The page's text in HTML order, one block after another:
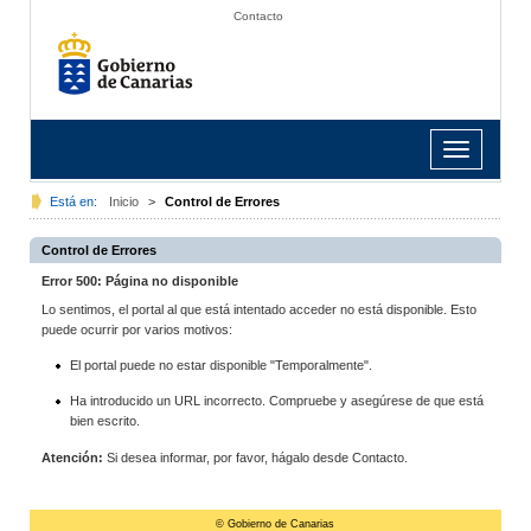
Contacto
Toggle
navigation
Está en: Inicio > Control de Errores
Control de Errores
Error 500: Página no disponible
Lo sentimos, el portal al que está intentado acceder no está disponible. Esto
puede ocurrir por varios motivos:
El portal puede no estar disponible "Temporalmente".
Ha introducido un URL incorrecto. Compruebe y asegúrese de que está
bien escrito.
Atención: Si desea informar, por favor, hágalo desde Contacto.
© Gobierno de Canarias